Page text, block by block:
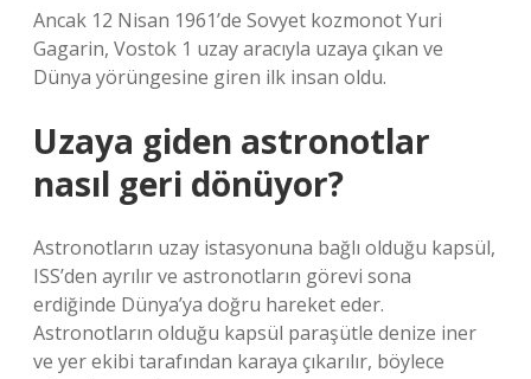
Ancak 12 Nisan 1961’de Sovyet kozmonot Yuri
Gagarin, Vostok 1 uzay aracıyla uzaya çıkan ve
Dünya yörüngesine giren ilk insan oldu.
Uzaya giden astronotlar
nasıl geri dönüyor?
Astronotların uzay istasyonuna bağlı olduğu kapsül,
ISS’den ayrılır ve astronotların görevi sona
erdiğinde Dünya’ya doğru hareket eder.
Astronotların olduğu kapsül paraşütle denize iner
ve yer ekibi tarafından karaya çıkarılır, böylece